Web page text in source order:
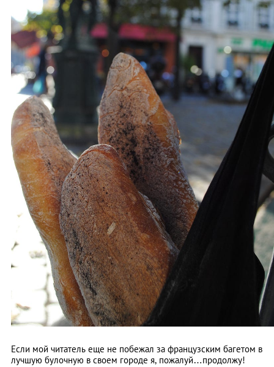
Если мой читатель еще не побежал за французским багетом в
лучшую булочную в своем городе я, пожалуй…продолжу!